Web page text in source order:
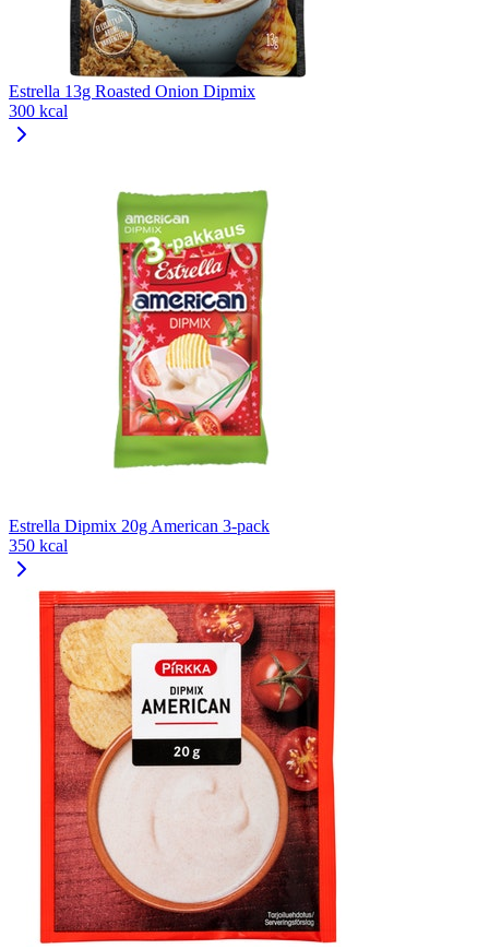
Estrella 13g Roasted Onion Dipmix
300 kcal
Estrella Dipmix 20g American 3-pack
350 kcal